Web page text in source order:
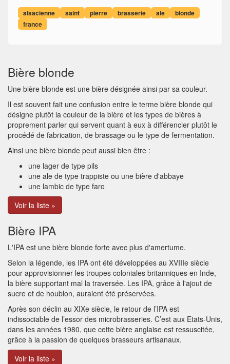
alsacienne saint pierre brasserie ale
blonde
france
Bière blonde
Une bière blonde est une bière désignée ainsi par sa couleur.
Il est souvent fait une confusion entre le terme bière blonde qui
désigne plutôt la couleur de la bière et les types de bières à
proprement parler qui servent quant à eux à différencier plutôt le
procédé de fabrication, de brassage ou le type de fermentation.
Ainsi une bière blonde peut aussi bien être :
une lager de type pils
une ale de type trappiste ou une bière d'abbaye
une lambic de type faro
Voir la liste »
Bière IPA
L'IPA est une bière blonde forte avec plus d'amertume.
Selon la légende, les IPA ont été développées au XVIIIe siècle
pour approvisionner les troupes coloniales britanniques en Inde,
la bière supportant mal la traversée. Les IPA, grâce à l'ajout de
sucre et de houblon, auraient été préservées.
Après son déclin au XIXe siècle, le retour de l’IPA est
indissociable de l’essor des microbrasseries. C’est aux Etats-Unis,
dans les années 1980, que cette bière anglaise est ressuscitée,
grâce à la passion de quelques brasseurs artisanaux.
Voir la liste »